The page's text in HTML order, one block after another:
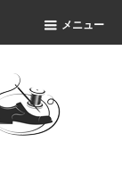
メニュー